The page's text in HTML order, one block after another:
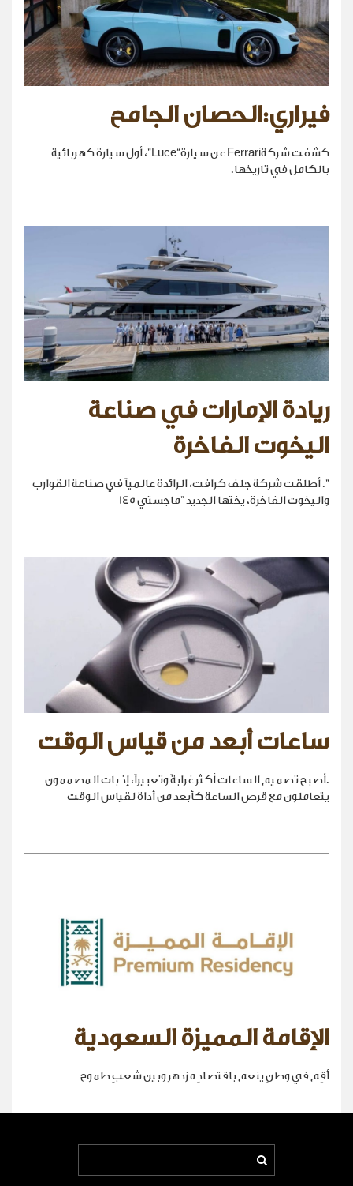
فيراري:الحصان الجامح
كشفت شركةFerrari عن سيارة“Luce”، أول سيارة كهربائية
بالكامل في تاريخها.
ريادة الإمارات في صناعة
اليخوت الفاخرة
". أطلقت شركة جلف كرافت، الرائدة عالمياً في صناعة القوارب
واليخوت الفاخرة، يختها الجديد "ماجستي 145
ساعات أبعد من قياس الوقت
.أصبح تصميم الساعات أكثر غرابةً وتعبيراً، إذ بات المصممون
يتعاملون مع قرص الساعة كأبعد من أداة لقياس الوقت
الإقامة المميزة السعودية
أقِم في وطنٍ ينعم باقتصادٍ مزدهر وبين شعبٍ طموح